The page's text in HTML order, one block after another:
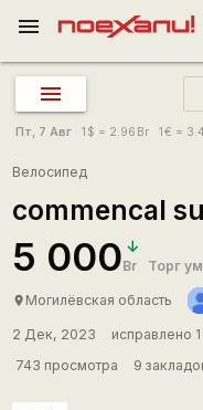
menu
Пт, 7 Авг 1 $ = 2.96 Br 1€ =
Велосипед
commencal
5 000Br Торг
place Могилёвская область
2 Дек, 2023 исправлено
743 просмотра
9